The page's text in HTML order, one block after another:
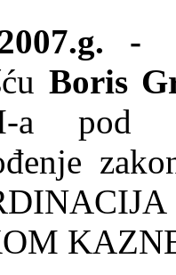
-
Boris
a pod